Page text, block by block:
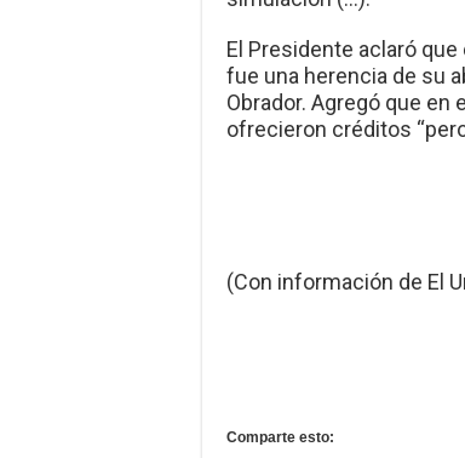
El Presidente aclaró
fue una herencia de su
Obrador. Agregó que en
ofrecieron créditos
(Con información de El
Comparte esto: